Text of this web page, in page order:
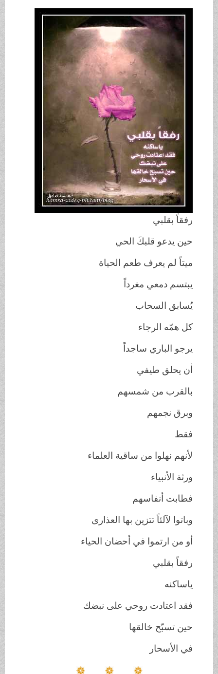
رفقاً بقلبي
حين يدعو قلبكَ الحي
ميتاً لم يعرف طعم الحياة
يبتسم دمعي مغرداً
يُسابق السحاب
كل همّه الرجاء
يرجو الباري ساجداً
أن يحلق طيفي
بالقرب من شمسهم
وبرق نجمهم
فقط
لأنهم نهلوا من ساقية العلماء
ورثة الأنبياء
فطابت أنفاسهم
وباتوا لآلئاً تتزين بها العذارى
أو من ارتموا في أحضان الحياء
رفقاً بقلبي
ياساكنه
فقد اعتادت روحي على نبضك
حين تسبّح خالقها
في الأسحار